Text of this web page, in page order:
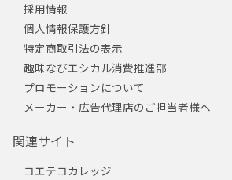
採用情報
個人情報保護方針
特定商取引法の表示
趣味なびエシカル消費推進部
プロモーションについて
メーカー・広告代理店のご担当者様へ
関連サイト
コエテコカレッジ